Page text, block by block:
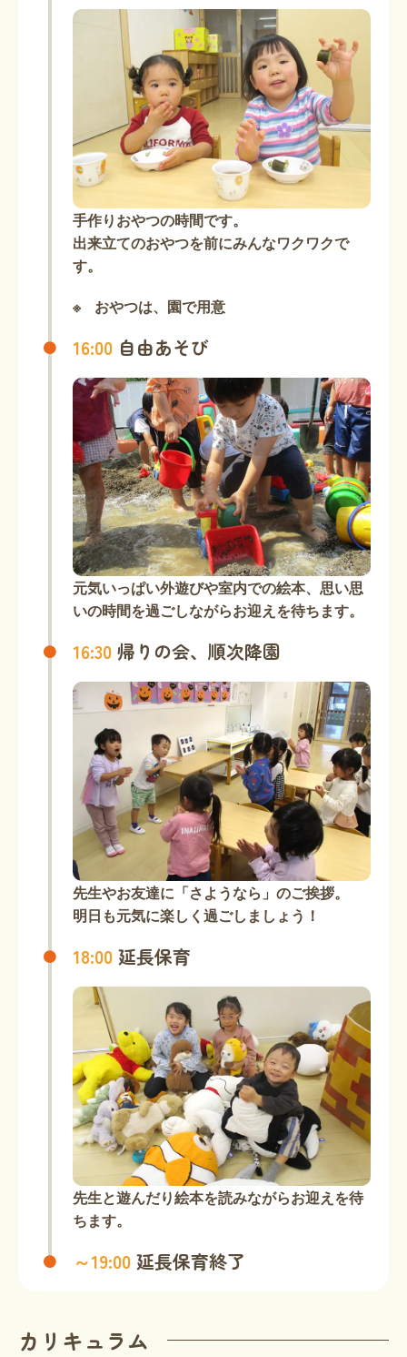
手作りおやつの時間です。
出来立てのおやつを前にみんなワクワクで
す。
おやつは、園で用意
16:00 自由あそび
元気いっぱい外遊びや室内での絵本、思い思
いの時間を過ごしながらお迎えを待ちます。
16:30 帰りの会、順次降園
先生やお友達に「さようなら」のご挨拶。
明日も元気に楽しく過ごしましょう！
18:00 延長保育
先生と遊んだり絵本を読みながらお迎えを待
ちます。
～19:00 延長保育終了
カリキュラム